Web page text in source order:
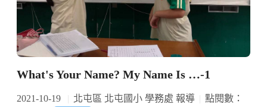
What's Your Name? My Name Is …-1
2021-10-19 北屯區 北屯國小 學務處 報導
點閱數：